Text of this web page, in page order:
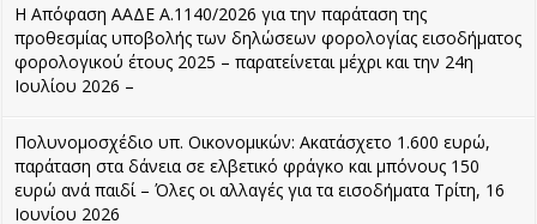
Η Απόφαση ΑΑΔΕ Α.1140/2026 για την παράταση της
προθεσμίας υποβολής των δηλώσεων φορολογίας εισοδήματος
φορολογικού έτους 2025 – παρατείνεται μέχρι και την 24η
Ιουλίου 2026 –
Πολυνομοσχέδιο υπ. Οικονομικών: Ακατάσχετο 1.600 ευρώ,
παράταση στα δάνεια σε ελβετικό φράγκο και μπόνους 150
ευρώ ανά παιδί – Όλες οι αλλαγές για τα εισοδήματα Τρίτη, 16
Ιουνίου 2026